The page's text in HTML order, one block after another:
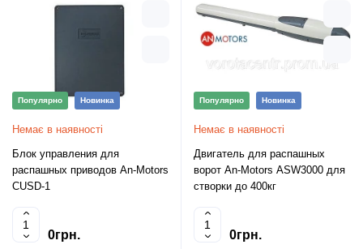
Популярно Новинка
Немає в наявності
Блок управления для
распашных приводов An-Motors
CUSD-1
0грн.
Популярно Новинка
Немає в наявності
Двигатель для распашных
ворот An-Motors ASW3000 для
створки до 400кг
0грн.